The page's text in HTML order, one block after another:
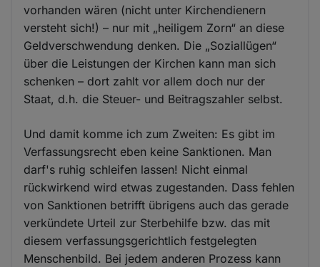
vorhanden wären (nicht unter Kirchendienern
versteht sich!) – nur mit „heiligem Zorn“ an diese
Geldverschwendung denken. Die „Soziallügen“
über die Leistungen der Kirchen kann man sich
schenken – dort zahlt vor allem doch nur der
Staat, d.h. die Steuer- und Beitragszahler selbst.
Und damit komme ich zum Zweiten: Es gibt im
Verfassungsrecht eben keine Sanktionen. Man
darf's ruhig schleifen lassen! Nicht einmal
rückwirkend wird etwas zugestanden. Dass fehlen
von Sanktionen betrifft übrigens auch das gerade
verkündete Urteil zur Sterbehilfe bzw. das mit
diesem verfassungsgerichtlich festgelegten
Menschenbild. Bei jedem anderen Prozess kann